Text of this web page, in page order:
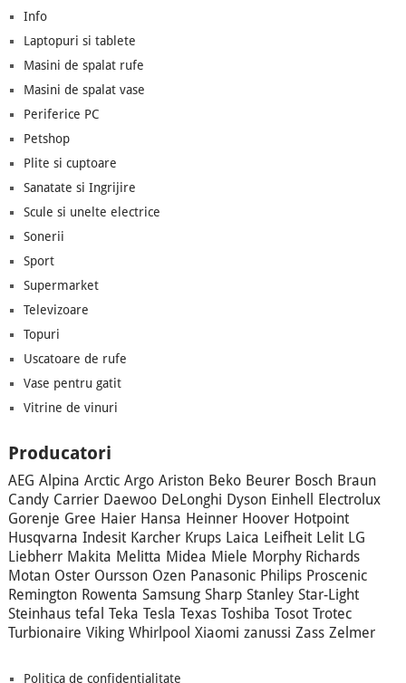
Info
Laptopuri si tablete
Masini de spalat rufe
Masini de spalat vase
Periferice PC
Petshop
Plite si cuptoare
Sanatate si Ingrijire
Scule si unelte electrice
Sonerii
Sport
Supermarket
Televizoare
Topuri
Uscatoare de rufe
Vase pentru gatit
Vitrine de vinuri
Producatori
AEG Alpina Arctic Argo Ariston Beko Beurer Bosch Braun
Candy Carrier Daewoo DeLonghi Dyson Einhell
Electrolux
Gorenje Gree Haier Hansa Heinner Hoover Hotpoint
Husqvarna Indesit Karcher Krups Laica Leifheit Lelit LG
Liebherr Makita Melitta Midea Miele Morphy Richards
Motan Oster Oursson Ozen Panasonic Philips Proscenic
Remington Rowenta Samsung Sharp Stanley Star-Light
Steinhaus tefal Teka Tesla Texas Toshiba Tosot Trotec
Turbionaire Viking Whirlpool Xiaomi zanussi Zass Zelmer
Politica de confidentialitate